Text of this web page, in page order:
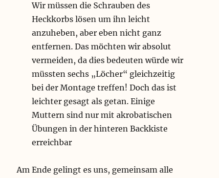
Wir müssen die Schrauben des
Heckkorbs lösen um ihn leicht
anzuheben, aber eben nicht ganz
entfernen. Das möchten wir absolut
vermeiden, da dies bedeuten würde wir
müssten sechs „Löcher“ gleichzeitig
bei der Montage treffen! Doch das ist
leichter gesagt als getan. Einige
Muttern sind nur mit akrobatischen
Übungen in der hinteren Backkiste
erreichbar
Am Ende gelingt es uns, gemeinsam alle